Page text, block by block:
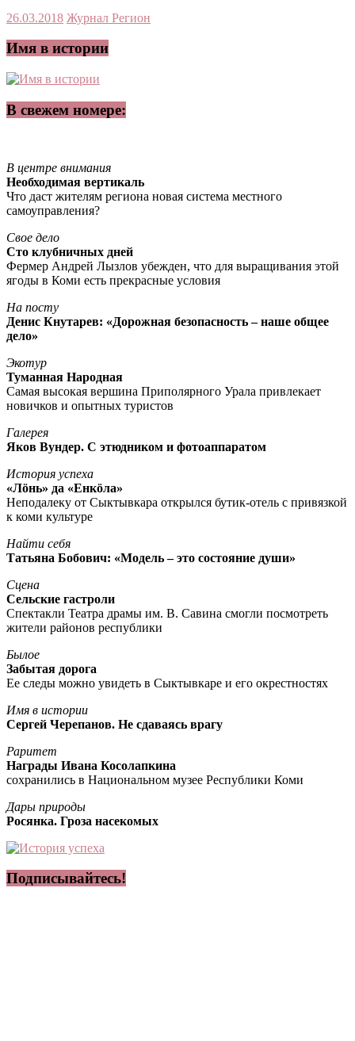
26.03.2018 Журнал Регион
Имя в истории
В свежем номере:
В центре внимания
Необходимая вертикаль
Что даст жителям региона новая система местного
самоуправления?
Свое дело
Сто клубничных дней
Фермер Андрей Лызлов убежден, что для выращивания этой
ягоды в Коми есть прекрасные условия
На посту
Денис Кнутарев: «Дорожная безопасность – наше общее
дело»
Экотур
Туманная Народная
Самая высокая вершина Приполярного Урала привлекает
новичков и опытных туристов
Галерея
Яков Вундер. С этюдником и фотоаппаратом
История успеха
«Лöнь» да «Енкöла»
Неподалеку от Сыктывкара открылся бутик-отель с привязкой
к коми культуре
Найти себя
Татьяна Бобович: «Модель – это состояние души»
Сцена
Сельские гастроли
Спектакли Театра драмы им. В. Савина смогли посмотреть
жители районов республики
Былое
Забытая дорога
Ее следы можно увидеть в Сыктывкаре и его окрестностях
Имя в истории
Сергей Черепанов. Не сдаваясь врагу
Раритет
Награды Ивана Косолапкина
сохранились в Национальном музее Республики Коми
Дары природы
Росянка. Гроза насекомых
Подписывайтесь!